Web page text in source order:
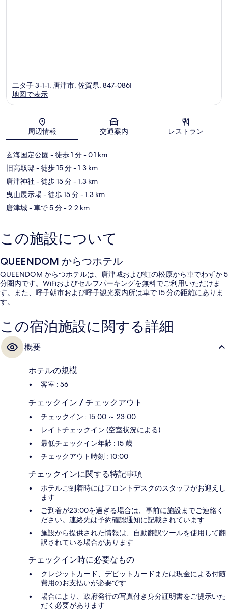
地図
二タ子 3-1-1, 唐津市, 佐賀県, 847-0861
地図で表示
周辺情報 交通案内 レストラン
玄海国定公園 - 徒歩 1 分- 0.1 km
旧高取邸 - 徒歩 15 分- 1.3 km
唐津神社 - 徒歩 15 分- 1.3 km
曳山展示場- 徒歩 15 分- 1.3 km
唐津城- 車で 5 分- 2.2 km
この施設について
QUEENDOM からつホテル
QUEENDOM からつホテルは、唐津城および虹の松原から車でわずか 5
分圏内です。WiFiおよびセルフパーキングを無料でご利用いただけま
す。また、呼子朝市および呼子観光案内所は車で 15 分の距離にありま
す。
この宿泊施設に関する詳細
概要
ホテルの規模
客室 : 56
チェックイン / チェックアウト
チェックイン : 15:00 ～ 23:00
レイトチェックイン (空室状況による)
最低チェックイン年齢 : 15 歳
チェックアウト時刻 : 10:00
チェックインに関する特記事項
ホテルご到着時にはフロントデスクのスタッフがお迎えし
ます
ご到着が23:00を過ぎる場合は、事前に施設までご連絡く
ださい。連絡先は予約確認通知に記載されています
施設から提供された情報は、自動翻訳ツールを使用して翻
訳されている場合があります
チェックイン時に必要なもの
クレジットカード、デビットカードまたは現金による付随
費用のお支払いが必要です
場合により、政府発行の写真付き身分証明書をご提示いた
だく必要があります